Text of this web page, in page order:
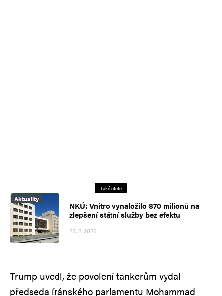
Také čtěte
Aktuality
NKÚ: Vnitro vynaložilo 870 milionů na
zlepšení státní služby bez efektu
23. 2. 2026
Trump uvedl, že povolení tankerům vydal
předseda íránského parlamentu Mohammad